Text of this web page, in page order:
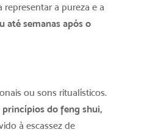
a pureza e a
até semanas após o
ou sons ritualísticos.
princípios do feng shui,
à escassez de